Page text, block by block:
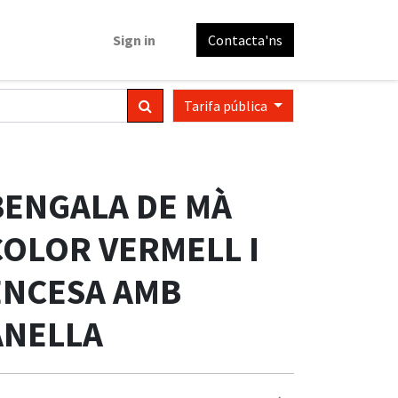
Sign in Contacta'ns
Tarifa pública
DE MÀ
VERMELL I
AMB